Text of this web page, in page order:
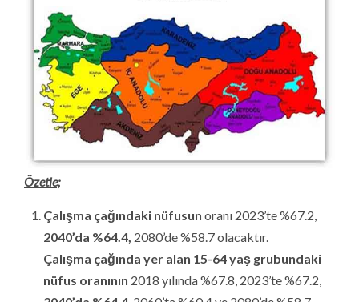
Özetle;
Çalışma çağındaki nüfusun oranı 2023’te %67.2,
2040’da %64.4, 2080’de %58.7 olacaktır.
Çalışma çağında yer alan 15-64 yaş grubundaki
nüfus oranının 2018 yılında %67.8, 2023’te %67.2,